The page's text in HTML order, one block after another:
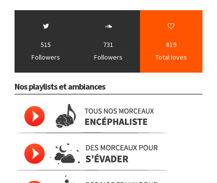
515
Followers
731
Followers
819
Total loves
Nos playlists et ambiances